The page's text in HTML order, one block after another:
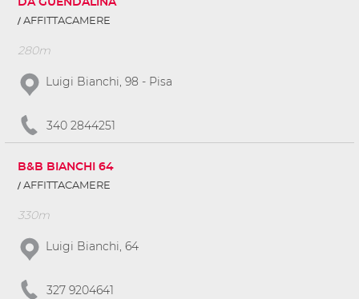
AFFITTACAMERE
280m
Luigi Bianchi, 98 - Pisa
340 2844251
B&B BIANCHI 64
AFFITTACAMERE
330m
Luigi Bianchi, 64
327 9204641